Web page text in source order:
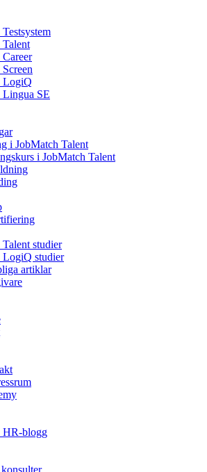
Talent
LogiQ
Lingua SE
i JobMatch Talent
i JobMatch Talent
studier
LogiQ studier
artiklar
HR-blogg